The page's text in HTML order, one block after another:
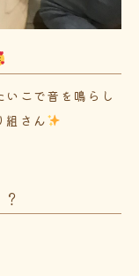
こで音を鳴らし
組さん